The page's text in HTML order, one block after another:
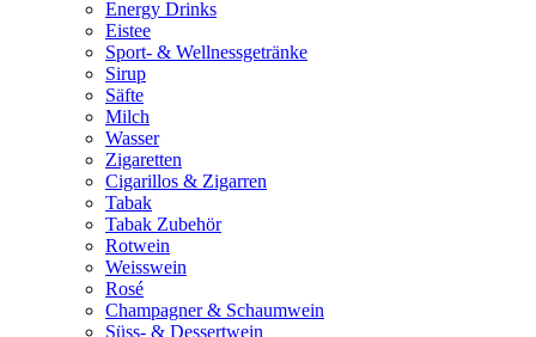
Energy Drinks
Eistee
Sport- & Wellnessgetränke
Sirup
Säfte
Milch
Wasser
Zigaretten
Cigarillos & Zigarren
Tabak
Tabak Zubehör
Rotwein
Weisswein
Rosé
Champagner & Schaumwein
Süss- & Dessertwein